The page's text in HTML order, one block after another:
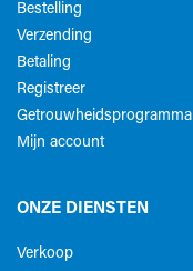
Bestelling
Verzending
Betaling
Registreer
Getrouwheidsprogramma
Mijn account
ONZE DIENSTEN
Verkoop